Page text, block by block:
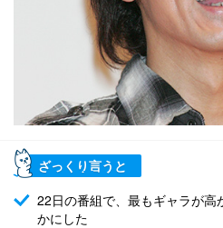
ざっくり言うと
22日の番組で、最もギャラが高
かにした